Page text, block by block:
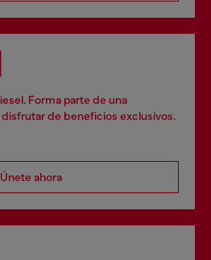
Forma parte de una
de beneficios exclusivos.
Únete ahora